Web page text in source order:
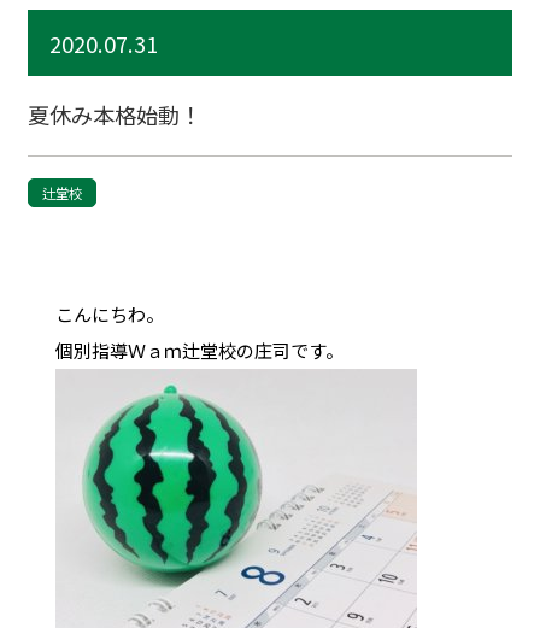
2020.07.31
夏休み本格始動！
辻堂校
こんにちわ。
個別指導Ｗａｍ辻堂校の庄司です。